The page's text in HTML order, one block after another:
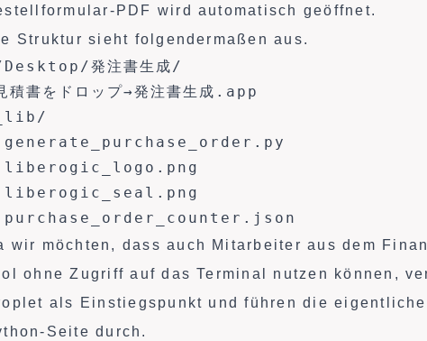
PDF wird automatisch geöffnet.
Struktur sieht folgendermaßen aus.
発注書生成/
積書をドロップ→発注書生成.app
generate_purchase_order.py
liberogic_logo.png
liberogic_seal.png
purchase_order_counter.json
wir möchten, dass auch Mitarbeiter aus dem
ohne Zugriff auf das Terminal nutzen können,
als Einstiegspunkt und führen die
Seite durch.